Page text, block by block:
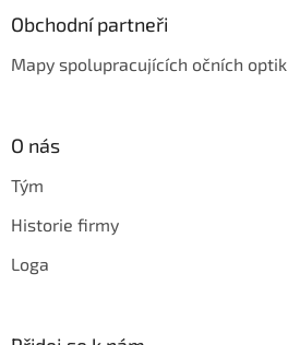
Obchodní partneři
Mapy spolupracujících očních optik
O nás
Tým
Historie firmy
Loga